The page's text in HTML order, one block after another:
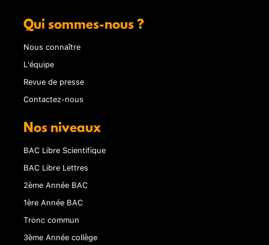
Qui sommes-nous ?
Nous connaître
L'équipe
Revue de presse
Contactez-nous
Nos niveaux
BAC Libre Scientifique
BAC Libre Lettres
2ème Année BAC
1ère Année BAC
Tronc commun
3ème Année collège